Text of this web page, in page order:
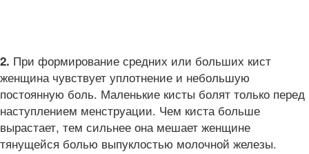
2. При формирование средних или больших кист
женщина чувствует уплотнение и небольшую
постоянную боль. Маленькие кисты болят только перед
наступлением менструации. Чем киста больше
вырастает, тем сильнее она мешает женщине
тянущейся болью выпуклостью молочной железы.